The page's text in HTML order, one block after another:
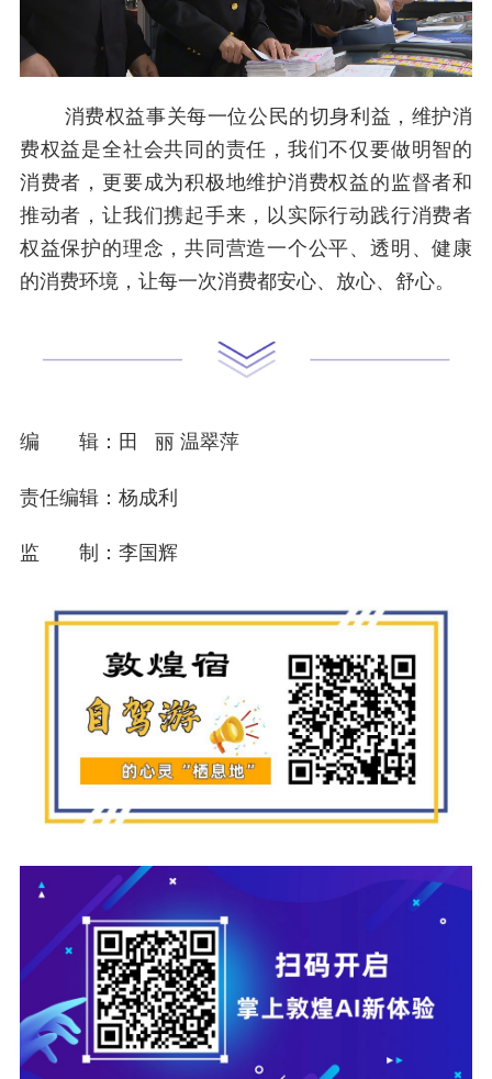
消费权益事关每一位公民的切身利益，维护消
费权益是全社会共同的责任，我们不仅要做明智的
消费者，更要成为积极地维护消费权益的监督者和
推动者，让我们携起手来，以实际行动践行消费者
权益保护的理念，共同营造一个公平、透明、健康
的消费环境，让每一次消费都安心、放心、舒心。
编 辑：田 丽 温翠萍
责任编辑：杨成利
监 制：李国辉